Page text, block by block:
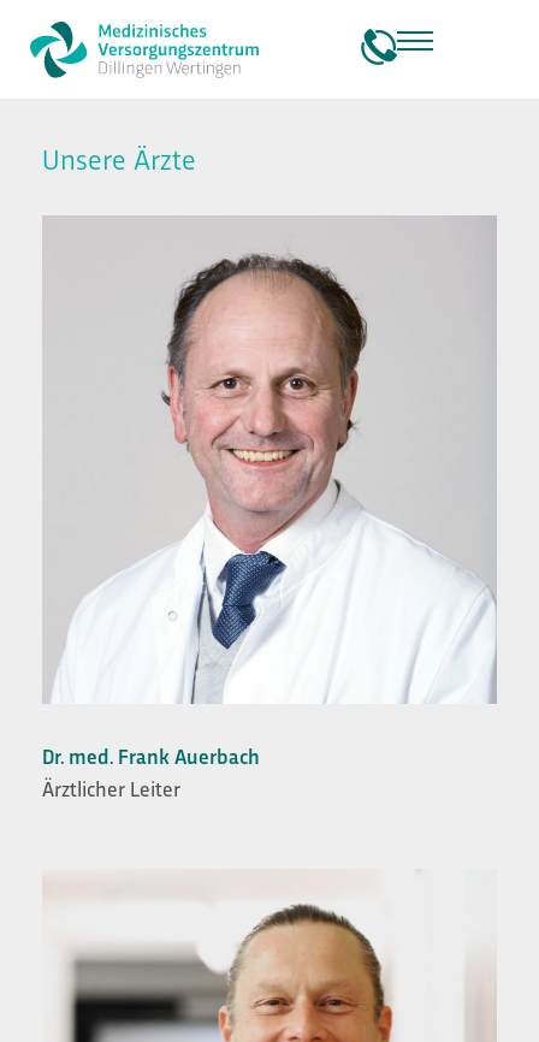
springen
Unsere Ärzte
Dr. med. Frank Auerbach
Ärztlicher Leiter